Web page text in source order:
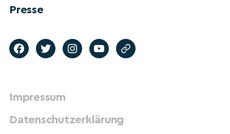
Presse
Impressum
Datenschutzerklärung